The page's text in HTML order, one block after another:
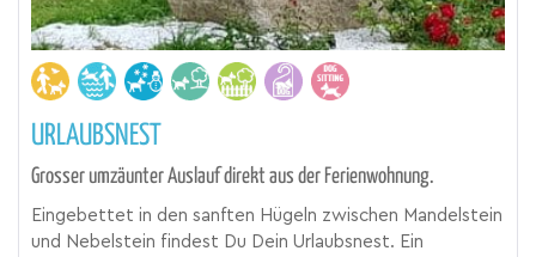
URLAUBSNEST
Grosser umzäunter Auslauf direkt aus der Ferienwohnung.
Eingebettet in den sanften Hügeln zwischen Mandelstein
und Nebelstein findest Du Dein Urlaubsnest. Ein